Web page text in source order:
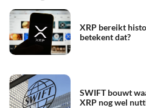
XRP bereikt
betekent dat?
SWIFT bouwt
XRP nog wel